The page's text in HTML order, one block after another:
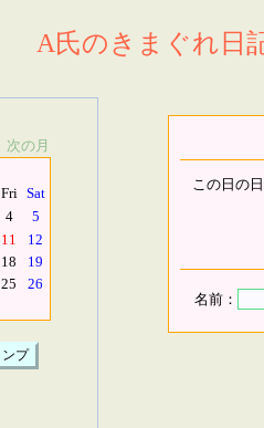
A氏のきまぐれ日
次の月
Fri Sat
4
5
11
12
18
19
25
26
この日の
名前：